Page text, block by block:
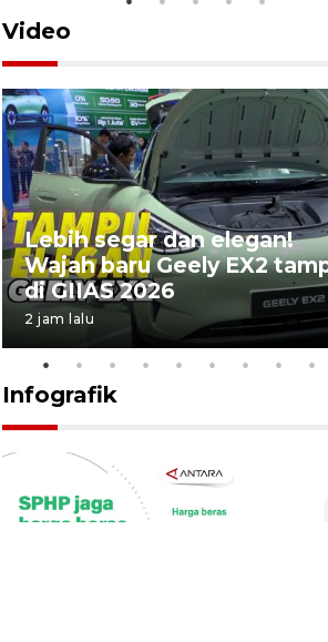
Video
Lebih segar dan elegan!
Wajah baru Geely EX2
di GIIAS 2026
2 jam lalu
Infografik